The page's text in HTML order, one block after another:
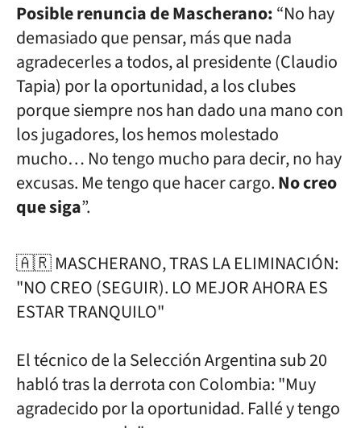
Posible renuncia de Mascherano:“No hay
demasiado que pensar, más que nada
agradecerles a todos, al presidente (Claudio
Tapia) por la oportunidad, a los clubes
porque siempre nos han dado una mano con
los jugadores, los hemos molestado
mucho… No tengo mucho para decir, no hay
excusas. Me tengo que hacer cargo.No creo
que siga”.
🇦🇷 MASCHERANO, TRAS LA ELIMINACIÓN:
"NO CREO (SEGUIR). LO MEJOR AHORA ES
ESTAR TRANQUILO"
El técnico de la Selección Argentina sub 20
habló tras la derrota con Colombia: "Muy
agradecido por la oportunidad. Fallé y tengo